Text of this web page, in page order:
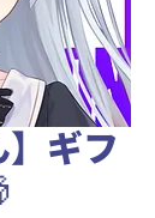
】ギフ